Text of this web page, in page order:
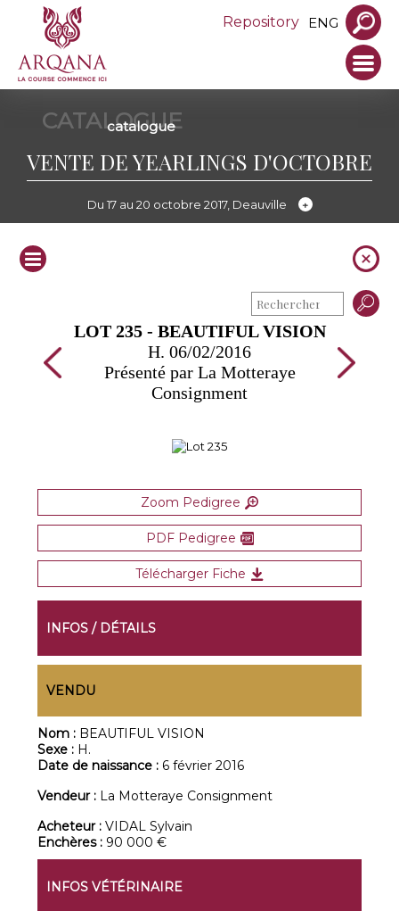
Repository ENG
CATALOGUE
catalogue
VENTE DE YEARLINGS D'OCTOBRE
Du 17 au 20 octobre 2017, Deauville
LOT 235 - BEAUTIFUL VISION
H. 06/02/2016
Présenté par La Motteraye
Consignment
Zoom Pedigree
PDF Pedigree
Télécharger Fiche
INFOS / DÉTAILS
VENDU
Nom : BEAUTIFUL VISION
Sexe : H.
Date de naissance : 6 février 2016
Vendeur : La Motteraye Consignment
Acheteur :VIDAL Sylvain
Enchères : 90 000 €
INFOS VÉTÉRINAIRE